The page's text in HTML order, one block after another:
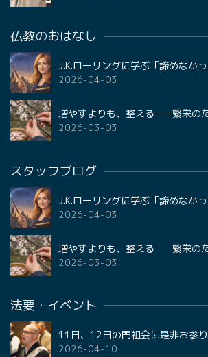
仏教のおはなし
J.K.ローリングに学ぶ「諦めなかっ
2026-04-03
増やすよりも、整える——繁栄の
2026-03-03
スタッフブログ
J.K.ローリングに学ぶ「諦めなかっ
2026-04-03
増やすよりも、整える——繁栄の
2026-03-03
法要・イベント
11日、12日の門祖会に是非お参り
2026-04-10